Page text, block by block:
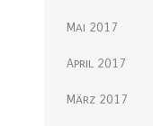
Mai 2017
April 2017
März 2017